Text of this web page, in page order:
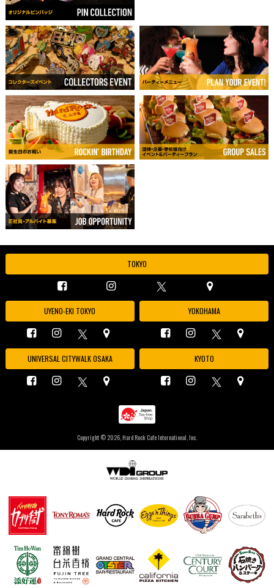
TOKYO
UYENO-EKI TOKYO YOKOHAMA
UNIVERSAL CITYWALK OSAKA KYOTO
Copyright © 2026, Hard Rock Cafe International, Inc.